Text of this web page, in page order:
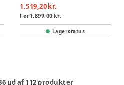
1.519,20 kr.
Før1.899,00 kr.
Lagerstatus
ud af112 produkter